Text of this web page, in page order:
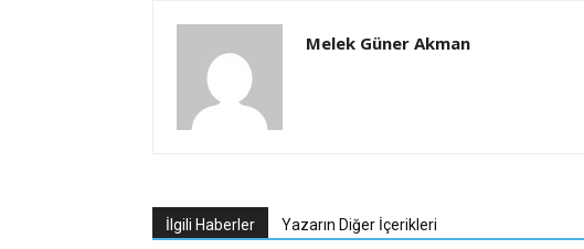
Melek Güner Akman
İlgili Haberler Yazarın Diğer İçerikleri